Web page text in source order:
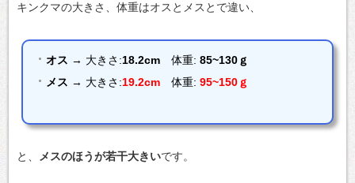
キンクマの大きさ、体重はオスとメスとで違い、
オス → 大きさ:18.2cm体重: 85~130ｇ
メス → 大きさ:19.2cm体重: 95~150ｇ
と、 メスのほうが若干大きいです。